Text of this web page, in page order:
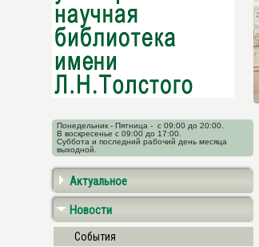
Понедельник - Пятница - с 09:00 до 20:00.
В воскресенье с 09:00 до 17:00.
Суббота и последний рабочий день месяца
выходной.
Актуальное
Новости
События